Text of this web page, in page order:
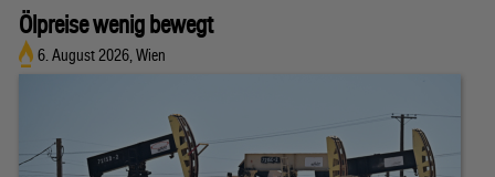
Ölpreise wenig bewegt
6. August 2026, Wien